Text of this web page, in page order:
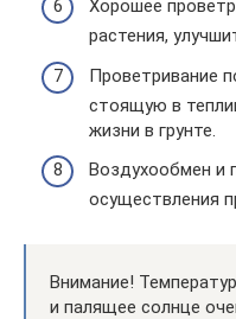
Хорошее
растения,
Проветривание
стоящую в
жизни в грунте.
Воздухообмен и
осуществления
Внимание!
и палящее солнце